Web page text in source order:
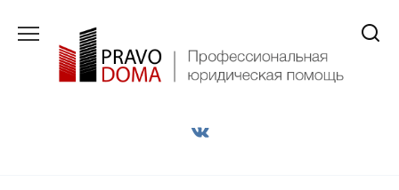
содержанию